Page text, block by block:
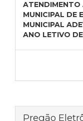
ATENDIMENTO
MUNICIPAL DE
MUNICIPAL
ANO LETIVO
Pregão